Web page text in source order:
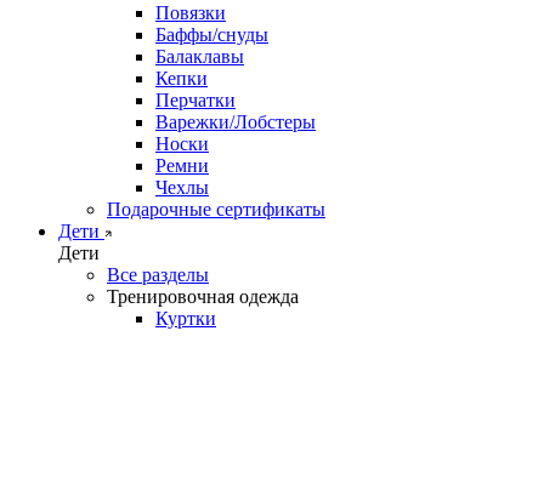
Повязки
Баффы/снуды
Балаклавы
Кепки
Перчатки
Варежки/Лобстеры
Носки
Ремни
Чехлы
Подарочные сертификаты
Дети
Дети
Все разделы
Тренировочная одежда
Куртки